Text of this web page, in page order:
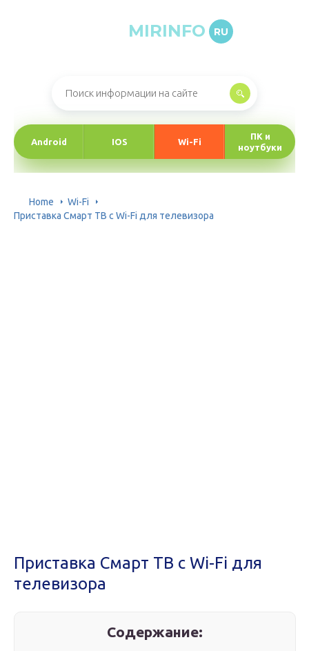
MIRINFO RU
Android IOS Wi-Fi
ПК и
ноутбуки
Home
Wi-Fi
Приставка Смарт ТВ с Wi-Fi для телевизора
Приставка Смарт ТВ с Wi-Fi для
телевизора
Содержание: